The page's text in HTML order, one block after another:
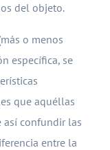
del objeto.
o menos
específica, se
que aquéllas
así confundir las
entre la